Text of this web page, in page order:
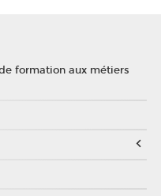
formation aux métiers